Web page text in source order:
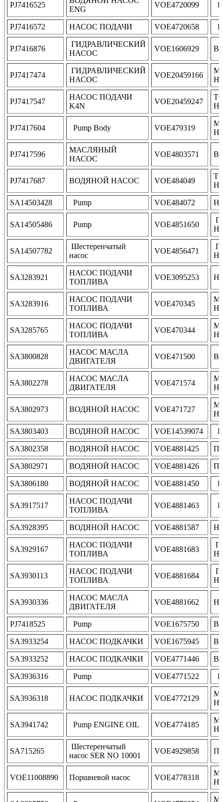
PJ7416525
ENG
VOE4720099
PJ7416572 НАСОС ПОДАЧИ VOE4720658
PJ7416876
ГИДРАВЛИЧЕСКИЙ
НАСОС
VOE1606929
PJ7417474
ГИДРАВЛИЧЕСКИЙ
НАСОС
VOE20459166
PJ7417547
НАСОС ПОДАЧИ
K4N
VOE20459247
PJ7417604 Pump Body VOE479319
PJ7417596
МАСЛЯНЫЙ
НАСОС
VOE4803571
PJ7417687 ВОДЯНОЙ НАСОС VOE484049
SA14503428 Pump VOE484072
SA14505486 Pump VOE4851650
SA14507782
Шестеренчатый
насос
VOE4856471
SA3283921
НАСОС ПОДАЧИ
ТОПЛИВА
VOE3095253
SA3283916
НАСОС ПОДАЧИ
ТОПЛИВА
VOE470345
SA3285765
НАСОС ПОДАЧИ
ТОПЛИВА
VOE470344
SA3800828
НАСОС МАСЛА
ДВИГАТЕЛЯ
VOE471500
SA3802278
НАСОС МАСЛА
ДВИГАТЕЛЯ
VOE471574
SA3802973 ВОДЯНОЙ НАСОС VOE471727
SA3803403 ВОДЯНОЙ НАСОС VOE14539074
SA3802358 ВОДЯНОЙ НАСОС VOE4881425
SA3802971 ВОДЯНОЙ НАСОС VOE4881426
SA3806180 ВОДЯНОЙ НАСОС VOE4881450
SA3917517
НАСОС ПОДАЧИ
ТОПЛИВА
VOE4881463
SA3928395 ВОДЯНОЙ НАСОС VOE4881587
SA3929167
НАСОС ПОДАЧИ
ТОПЛИВА
VOE4881683
SA3930113
НАСОС ПОДАЧИ
ТОПЛИВА
VOE4881684
SA3930336
НАСОС МАСЛА
ДВИГАТЕЛЯ
VOE4881662
PJ7418525 Pump VOE1675750
SA3933254 НАСОС ПОДКАЧКИ VOE1675945
SA3933252 НАСОС ПОДКАЧКИ VOE4771446
SA3936316 Pump VOE4771522
SA3936318 НАСОС ПОДКАЧКИ VOE4772129
SA3941742 Pump ENGINE OIL VOE4774185
SA715265
Шестеренчатый
насос SER NO 10001
VOE4929858
VOE11008890 Поршневой насос VOE4778318